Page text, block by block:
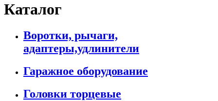
Каталог
Воротки, рычаги,
адаптеры,удлинители
Гаражное оборудование
Головки торцевые